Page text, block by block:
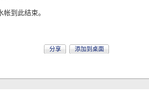
到此结束。
分享 添加到桌面